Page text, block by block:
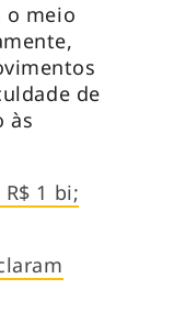
o meio
de
às
1 bi;